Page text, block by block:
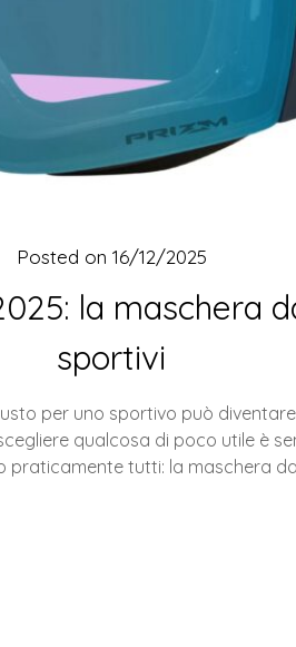
la maschera
sportivi
Posted on 16/12/2025
per uno sportivo può
qualcosa di poco utile è
praticamente tutti: la maschera